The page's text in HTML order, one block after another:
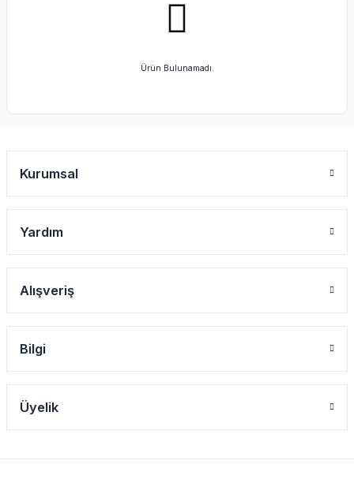
Ürün Bulunamadı.
Kurumsal
Yardım
Alışveriş
Bilgi
Üyelik